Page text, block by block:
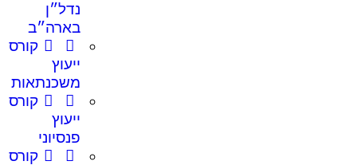
נדל״ן
בארה״ב
קורס
ייעוץ
משכנתאות
קורס
ייעוץ
פנסיוני
קורס